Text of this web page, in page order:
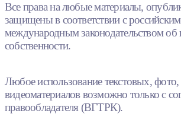
Все права на любые материалы,
защищены в соответствии с
международным законодательством об
собственности.
Любое использование текстовых, фото,
видеоматериалов возможно только с
правообладателя (ВГТРК).